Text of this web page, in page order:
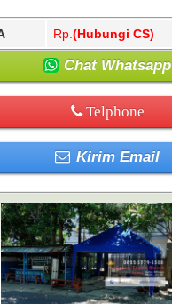
Rp. (Hubungi CS)
Chat Whatsapp
Telphone
Kirim Email